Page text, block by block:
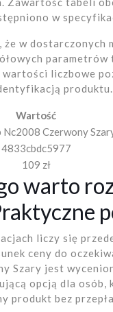
w
w dostarczonych
parametrów
wartości liczbowe
produktu.
Wartość
Nc2008 Czerwony
4833cbdc5977
109 zł
warto
liczy się
ceny do
Szary jest
opcją dla osób,
produkt bez